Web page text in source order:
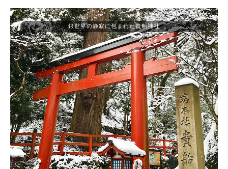
銀世界の静寂に包まれた貴船神社